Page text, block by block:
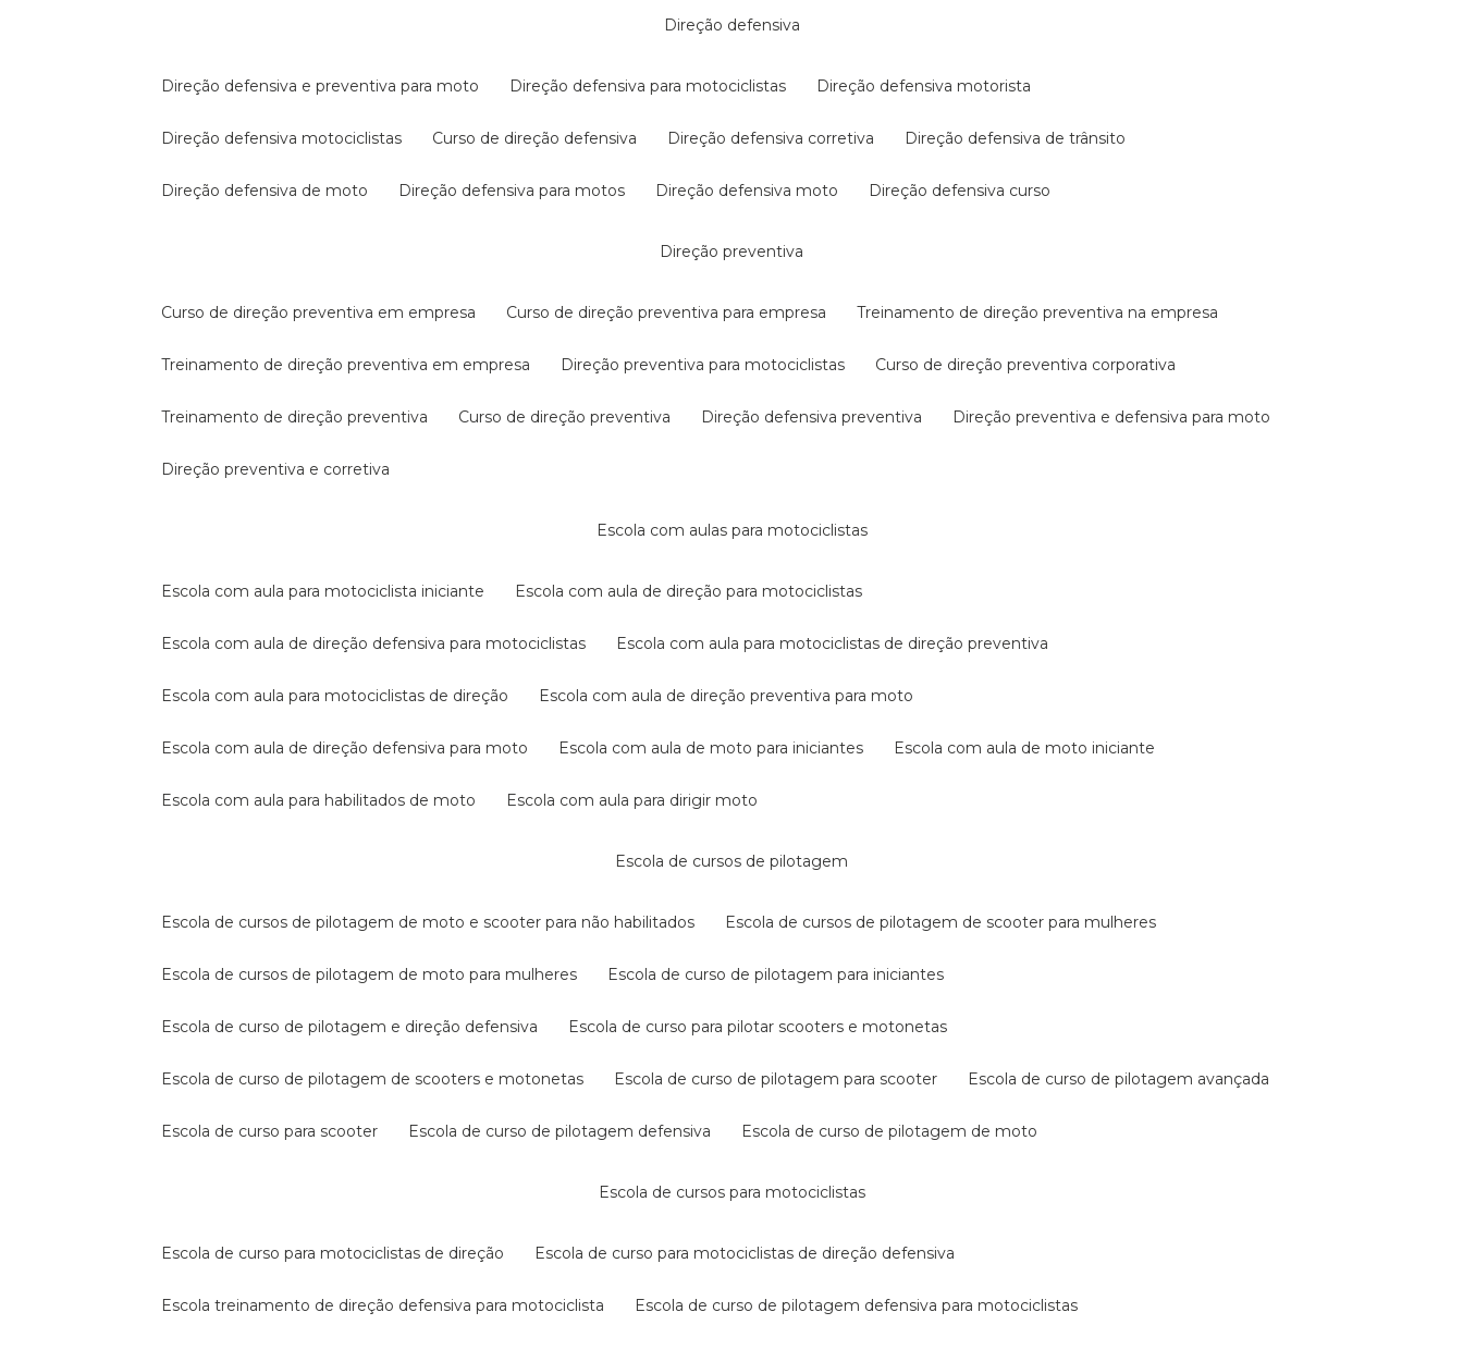
direção defensiva
direção defensiva e preventiva para moto direção defensiva para motociclistas direção defensiva motorista
direção defensiva motociclistas curso de direção defensiva direção defensiva corretiva direção defensiva de trânsito
direção defensiva de moto direção defensiva para motos direção defensiva moto direção defensiva curso
direção preventiva
curso de direção preventiva em empresa curso de direção preventiva para empresa treinamento de direção preventiva na empresa
treinamento de direção preventiva em empresa direção preventiva para motociclistas curso de direção preventiva corporativa
treinamento de direção preventiva curso de direção preventiva direção defensiva preventiva direção preventiva e defensiva para moto
direção preventiva e corretiva
escola com aulas para motociclistas
escola com aula para motociclista iniciante escola com aula de direção para motociclistas
escola com aula de direção defensiva para motociclistas escola com aula para motociclistas de direção preventiva
escola com aula para motociclistas de direção escola com aula de direção preventiva para moto
escola com aula de direção defensiva para moto escola com aula de moto para iniciantes escola com aula de moto iniciante
escola com aula para habilitados de moto escola com aula para dirigir moto
escola de cursos de pilotagem
escola de cursos de pilotagem de moto e scooter para não habilitados escola de cursos de pilotagem de scooter para mulheres
escola de cursos de pilotagem de moto para mulheres escola de curso de pilotagem para iniciantes
escola de curso de pilotagem e direção defensiva escola de curso para pilotar scooters e motonetas
escola de curso de pilotagem de scooters e motonetas escola de curso de pilotagem para scooter escola de curso de pilotagem avançada
escola de curso para scooter escola de curso de pilotagem defensiva escola de curso de pilotagem de moto
escola de cursos para motociclistas
escola de curso para motociclistas de direção escola de curso para motociclistas de direção defensiva
escola treinamento de direção defensiva para motociclista escola de curso de pilotagem defensiva para motociclistas